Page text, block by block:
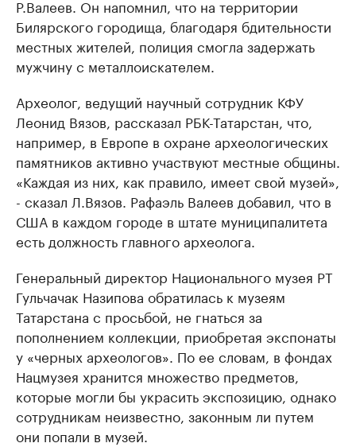
Р.Валеев. Он напомнил, что на территории
Билярского городища, благодаря бдительности
местных жителей, полиция смогла задержать
мужчину с металлоискателем.
Археолог, ведущий научный сотрудник КФУ
Леонид Вязов, рассказал РБК-Татарстан, что,
например, в Европе в охране археологических
памятников активно участвуют местные общины.
«Каждая из них, как правило, имеет свой музей»,
- сказал Л.Вязов. Рафаэль Валеев добавил, что в
США в каждом городе в штате муниципалитета
есть должность главного археолога.
Генеральный директор Национального музея РТ
Гульчачак Назипова обратилась к музеям
Татарстана с просьбой, не гнаться за
пополнением коллекции, приобретая экспонаты
у «черных археологов». По ее словам, в фондах
Нацмузея хранится множество предметов,
которые могли бы украсить экспозицию, однако
сотрудникам неизвестно, законным ли путем
они попали в музей.